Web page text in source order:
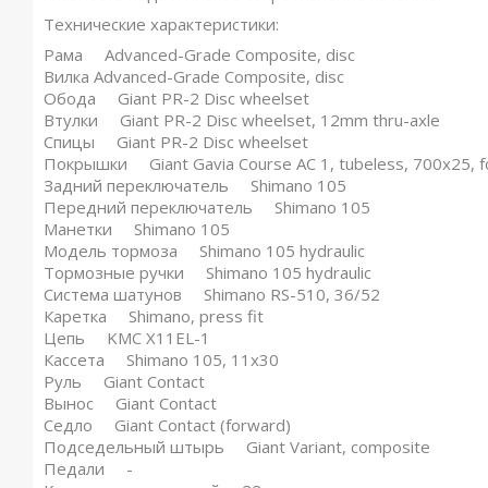
Технические характеристики:
Рама Advanced-Grade Composite, disc
Вилка Advanced-Grade Composite, disc
Обода Giant PR-2 Disc wheelset
Втулки Giant PR-2 Disc wheelset, 12mm thru-axle
Спицы Giant PR-2 Disc wheelset
Покрышки Giant Gavia Course AC 1, tubeless, 700x25,
Задний переключатель Shimano 105
Передний переключатель Shimano 105
Манетки Shimano 105
Модель тормоза Shimano 105 hydraulic
Тормозные ручки Shimano 105 hydraulic
Система шатунов Shimano RS-510, 36/52
Каретка Shimano, press fit
Цепь KMC X11EL-1
Кассета Shimano 105, 11x30
Руль Giant Contact
Вынос Giant Contact
Седло Giant Contact (forward)
Подседельный штырь Giant Variant, composite
Педали -